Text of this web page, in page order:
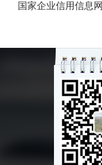
国家企业信用信息网